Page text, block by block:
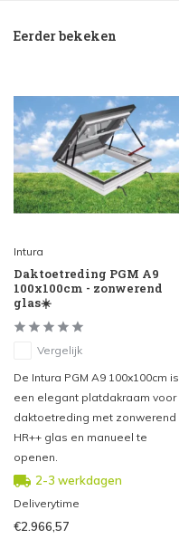
Eerder bekeken
Intura
Daktoetreding PGM A9
100x100cm - zonwerend
glas☀️
Vergelijk
De Intura PGM A9 100x100cm is
een elegant platdakraam voor
daktoetreding met zonwerend
HR++ glas en manueel te
openen.
2-3 werkdagen
Deliverytime
€2.966,57